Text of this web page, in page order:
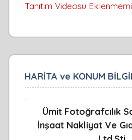
Tanıtım Videosu
HARİTA ve KONUM
Ümit Fotoğrafcılık
İnşaat Nakliyat Ve